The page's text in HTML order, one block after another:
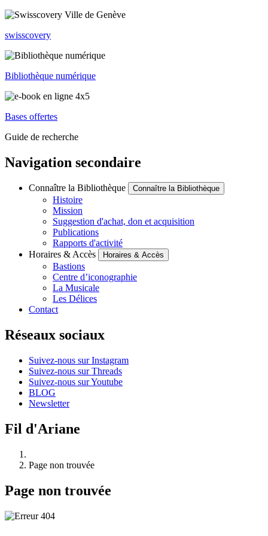
swisscovery
Bibliothèque numérique
Bases offertes
Guide de recherche
Navigation secondaire
Connaître la Bibliothèque Connaître la Bibliothèque
Histoire
Mission
Suggestion d'achat, don et acquisition
Publications
Rapports d'activité
Horaires & Accès
Horaires & Accès
Bastions
Centre d’iconographie
La Musicale
Les Délices
Contact
Réseaux sociaux
Suivez-nous sur Instagram
Suivez-nous sur Threads
Suivez-nous sur Youtube
BLOG
Newsletter
Fil d'Ariane
Page non trouvée
Page non trouvée